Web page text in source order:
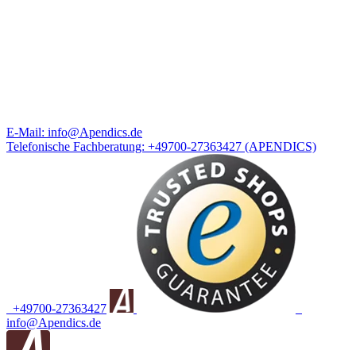
E-Mail: info@Apendics.de
Telefonische Fachberatung: +49700-27363427 (APENDICS)
+49700-27363427
info@Apendics.de